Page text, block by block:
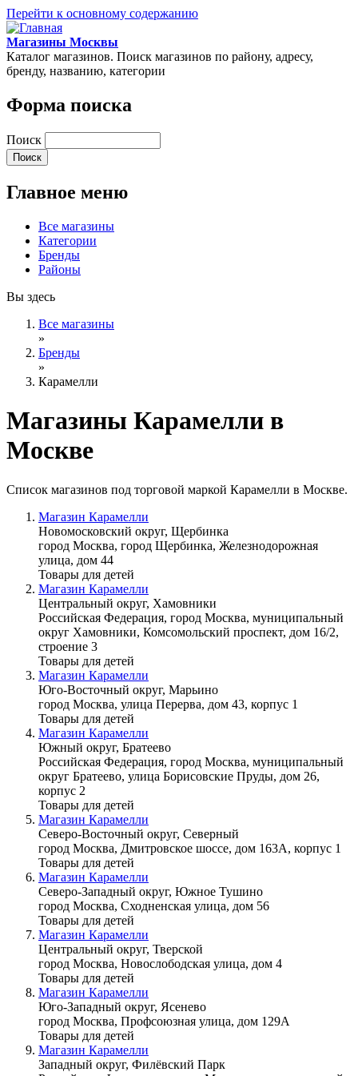
Перейти к основному содержанию
Магазины Москвы
Каталог магазинов. Поиск магазинов по району, адресу,
бренду, названию, категории
Форма поиска
Поиск
Главное меню
Все магазины
Категории
Бренды
Районы
Вы здесь
Все магазины
»
Бренды
»
Карамелли
Магазины Карамелли в
Москве
Список магазинов под торговой маркой Карамелли в Москве.
Магазин Карамелли
Новомосковский округ, Щербинка
город Москва, город Щербинка, Железнодорожная
улица, дом 44
Товары для детей
Магазин Карамелли
Центральный округ, Хамовники
Российская Федерация, город Москва, муниципальный
округ Хамовники, Комсомольский проспект, дом 16/2,
строение 3
Товары для детей
Магазин Карамелли
Юго-Восточный округ, Марьино
город Москва, улица Перерва, дом 43, корпус 1
Товары для детей
Магазин Карамелли
Южный округ, Братеево
Российская Федерация, город Москва, муниципальный
округ Братеево, улица Борисовские Пруды, дом 26,
корпус 2
Товары для детей
Магазин Карамелли
Северо-Восточный округ, Северный
город Москва, Дмитровское шоссе, дом 163А, корпус 1
Товары для детей
Магазин Карамелли
Северо-Западный округ, Южное Тушино
город Москва, Сходненская улица, дом 56
Товары для детей
Магазин Карамелли
Центральный округ, Тверской
город Москва, Новослободская улица, дом 4
Товары для детей
Магазин Карамелли
Юго-Западный округ, Ясенево
город Москва, Профсоюзная улица, дом 129А
Товары для детей
Магазин Карамелли
Западный округ, Филёвский Парк